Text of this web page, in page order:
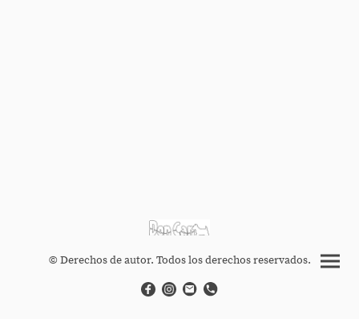
© Derechos de autor. Todos los derechos reservados.